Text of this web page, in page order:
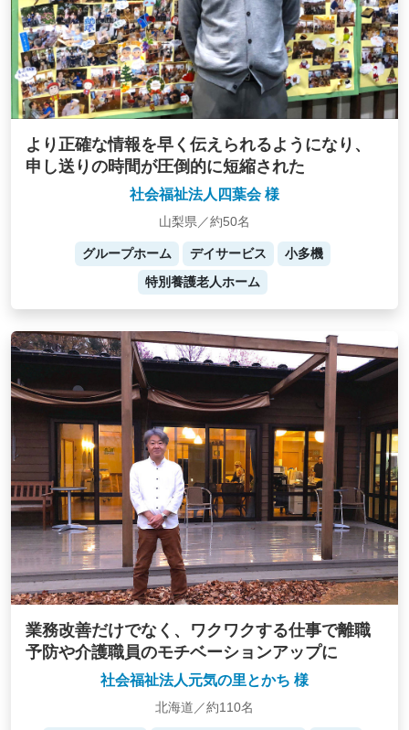
より正確な情報を早く伝えられるようになり、
申し送りの時間が圧倒的に短縮された
社会福祉法人四葉会 様
山梨県／約50名
グループホーム デイサービス
小多機
特別養護老人ホーム
業務改善だけでなく、ワクワクする仕事で離職
予防や介護職員のモチベーションアップに
社会福祉法人元気の里とかち 様
北海道／約110名